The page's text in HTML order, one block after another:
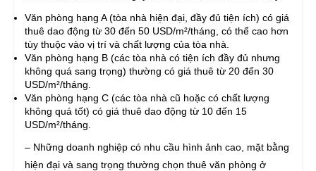
Văn phòng hạng A (tòa nhà hiện đại, đầy đủ tiện ích) có giá
thuê dao động từ 30 đến 50 USD/m²/tháng, có thể cao hơn
tùy thuộc vào vị trí và chất lượng của tòa nhà.
Văn phòng hạng B (các tòa nhà có tiện ích đầy đủ nhưng
không quá sang trọng) thường có giá thuê từ 20 đến 30
USD/m²/tháng.
Văn phòng hạng C (các tòa nhà cũ hoặc có chất lượng
không quá tốt) có giá thuê dao động từ 10 đến 15
USD/m²/tháng.
– Những doanh nghiệp có nhu cầu hình ảnh cao, mặt bằng
hiện đại và sang trọng thường chọn thuê văn phòng ở